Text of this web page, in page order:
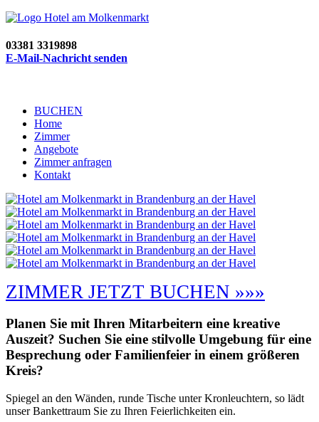
03381 3319898
E-Mail-Nachricht senden
BUCHEN
Home
Zimmer
Angebote
Zimmer anfragen
Kontakt
ZIMMER JETZT BUCHEN »»»
Planen Sie mit Ihren Mitarbeitern eine kreative
Auszeit? Suchen Sie eine stilvolle Umgebung für eine
Besprechung oder Familienfeier in einem größeren
Kreis?
Spiegel an den Wänden, runde Tische unter Kronleuchtern, so lädt
unser Bankettraum Sie zu Ihren Feierlichkeiten ein.